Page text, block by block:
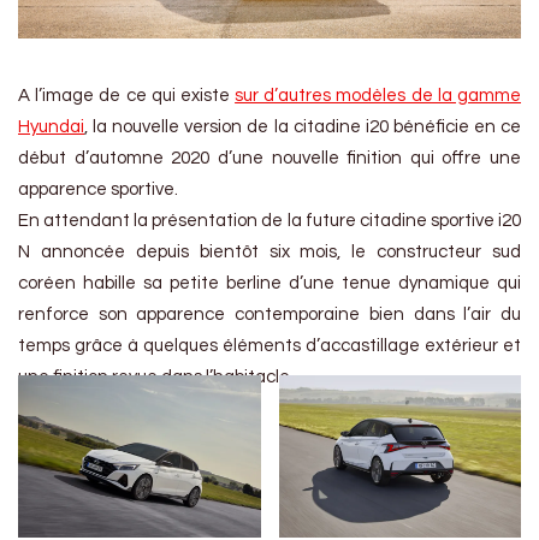
A l’image de ce qui existesur d’autres modèles de la gamme
Hyundai, la nouvelle version de la citadine i20 bénéficie en ce
début d’automne 2020 d’une nouvelle finition qui offre une
apparence sportive.
En attendant la présentation de la future citadine sportive i20
N annoncée depuis bientôt six mois, le constructeur sud
coréen habille sa petite berline d’une tenue dynamique qui
renforce son apparence contemporaine bien dans l’air du
temps grâce à quelques éléments d’accastillage extérieur et
une finition revue dans l’habitacle.